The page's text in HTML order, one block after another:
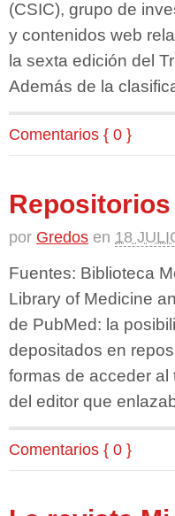
(CSIC), grupo de
y contenidos web
la sexta edición del
Además de la
Comentarios { 0 }
por Gredos en 18
Fuentes: Biblioteca
Library of Medicine
de PubMed: la
depositados en
formas de acceder
del editor que
Comentarios { 0 }